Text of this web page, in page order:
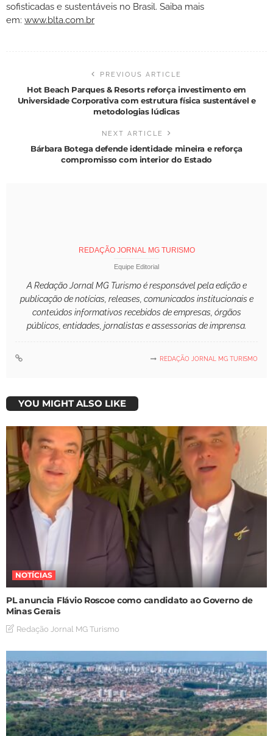
sofisticadas e sustentáveis no Brasil. Saiba mais
em: www.blta.com.br
PREVIOUS ARTICLE
Hot Beach Parques & Resorts reforça investimento em
Universidade Corporativa com estrutura física sustentável e
metodologias lúdicas
NEXT ARTICLE
Bárbara Botega defende identidade mineira e reforça
compromisso com interior do Estado
REDAÇÃO JORNAL MG TURISMO
Equipe Editorial
A Redação Jornal MG Turismo é responsável pela edição e
publicação de notícias, releases, comunicados institucionais e
conteúdos informativos recebidos de empresas, órgãos
públicos, entidades, jornalistas e assessorias de imprensa.
REDAÇÃO JORNAL MG TURISMO
YOU MIGHT ALSO LIKE
NOTÍCIAS
PL anuncia Flávio Roscoe como candidato ao Governo de
Minas Gerais
Redação Jornal MG Turismo